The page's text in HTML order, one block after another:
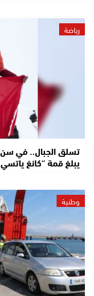
رياضة
يبلغ قمة “كانغ ياتسي 2”
وطنية